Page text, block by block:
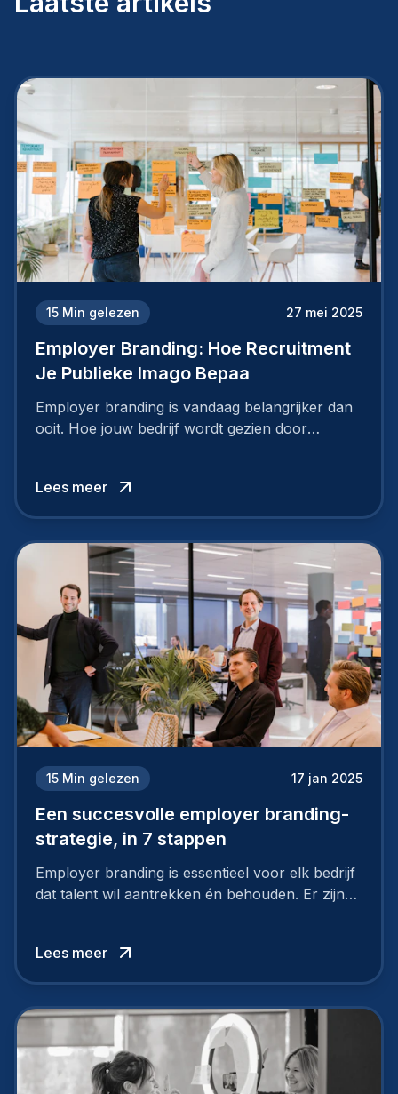
15 Min gelezen 27 mei 2025
Employer Branding: Hoe Recruitment
Je Publieke Imago Bepaa
Employer branding is vandaag belangrijker dan
ooit. Hoe jouw bedrijf wordt gezien door
Lees meer
15 Min gelezen 17 jan 2025
Een succesvolle employer branding-
strategie, in 7 stappen
Employer branding is essentieel voor elk bedrijf
dat talent wil aantrekken én behouden. Er zijn
niet van vandaag op morgen. Hoe pak je dat
aan, starten met employer branding?
Lees meer